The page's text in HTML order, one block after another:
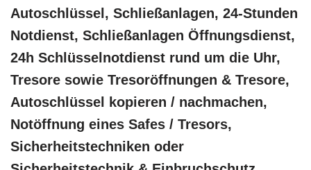
Autoschlüssel, Schließanlagen, 24-Stunden
Notdienst, Schließanlagen Öffnungsdienst,
24h Schlüsselnotdienst rund um die Uhr,
Tresore sowie Tresoröffnungen & Tresore,
Autoschlüssel kopieren / nachmachen,
Notöffnung eines Safes / Tresors,
Sicherheitstechniken oder